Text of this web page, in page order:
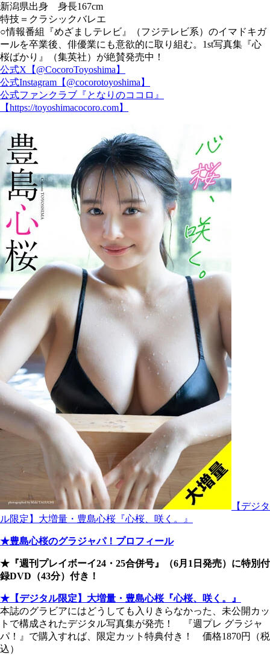
新潟県出身 身長167cm
特技＝クラシックバレエ
○情報番組『めざましテレビ』（フジテレビ系）のイマドキガ
ールを卒業後、俳優業にも意欲的に取り組む。1st写真集『心
桜ばかり』（集英社）が絶賛発売中！
公式X【@CocoroToyoshima】
公式Instagram【@cocorotoyoshima】
公式ファンクラブ『となりのココロ』
【https://toyoshimacocoro.com】
【デジタ
ル限定】大増量・豊島心桜『心桜、咲く。』
★豊島心桜のグラジャパ！プロフィール
★『週刊プレイボーイ24・25合併号』（6月1日発売）に特別付
録DVD（43分）付き！
★【デジタル限定】大増量・豊島心桜『心桜、咲く。』
本誌のグラビアにはどうしても入りきらなかった、未公開カッ
トで構成されたデジタル写真集が発売！ 『週プレ グラジャ
パ！』で購入すれば、限定カット特典付き！ 価格1870円（税
込）